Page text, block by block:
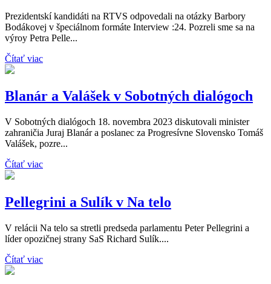
Prezidentskí kandidáti na RTVS odpovedali na otázky Barbory
Bodákovej v špeciálnom formáte Interview :24. Pozreli sme sa na
výroy Petra Pelle...
Čítať viac
Blanár a Valášek v Sobotných dialógoch
V Sobotných dialógoch 18. novembra 2023 diskutovali minister
zahraničia Juraj Blanár a poslanec za Progresívne Slovensko Tomáš
Valášek, pozre...
Čítať viac
Pellegrini a Sulík v Na telo
V relácii Na telo sa stretli predseda parlamentu Peter Pellegrini a
líder opozičnej strany SaS Richard Sulík....
Čítať viac